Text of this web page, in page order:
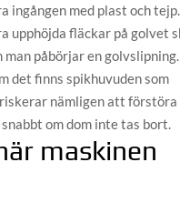
ingången med plast och tejp.
upphöjda fläckar på golvet
påbörjar en golvslipning.
det finns spikhuvuden som
nämligen att förstöra
om dom inte tas bort.
maskinen